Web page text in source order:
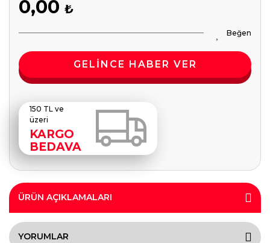
0,00 ₺
GELİNCE HABER VER
150 TL ve
üzeri
KARGO
BEDAVA
ÜRÜN AÇIKLAMALARI
YORUMLAR